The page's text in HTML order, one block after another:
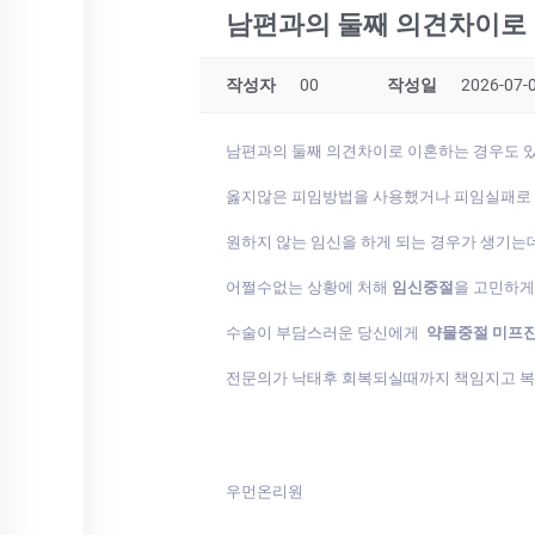
남편과의 둘째 의견차이
작성자 00 작성일 2026-07-
남편과의 둘째 의견차이로 이혼하는 경우도
옳지않은 피임방법을 사용했거나 피임실패로
원하지 않는 임신을 하게 되는 경우가 생기는
어쩔수없는 상황에 처해 임신중절 을 고민하
수술이 부담스러운 당신에게 약물중절 미프진
전문의가 낙태후 회복되실때까지 책임지고
우먼온리원